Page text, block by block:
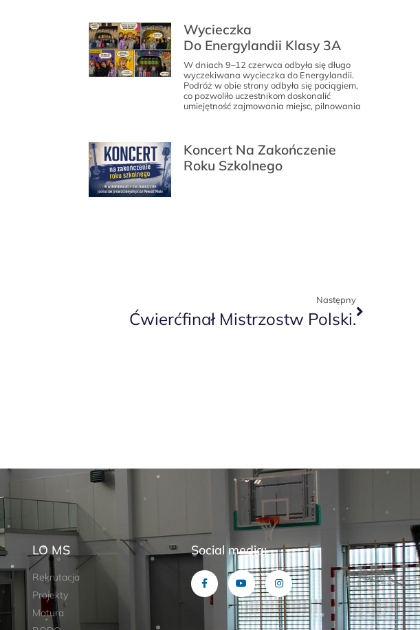
Wycieczka
Do Energylandii Klasy 3A
W dniach 9–12 czerwca odbyła się długo
wyczekiwana wycieczka do Energylandii.
Podróż w obie strony odbyła się pociągiem,
co pozwoliło uczestnikom doskonalić
umiejętność zajmowania miejsc, pilnowania
Koncert Na Zakończenie
Roku Szkolnego
Następny
Ćwierćfinał Mistrzostw Polski.
LO MS
Rekrutacja
Projekty
Matura
Social media: